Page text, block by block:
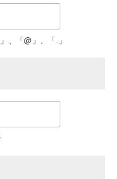
、「@」、「.」